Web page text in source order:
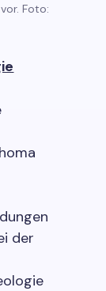
Foto:
der